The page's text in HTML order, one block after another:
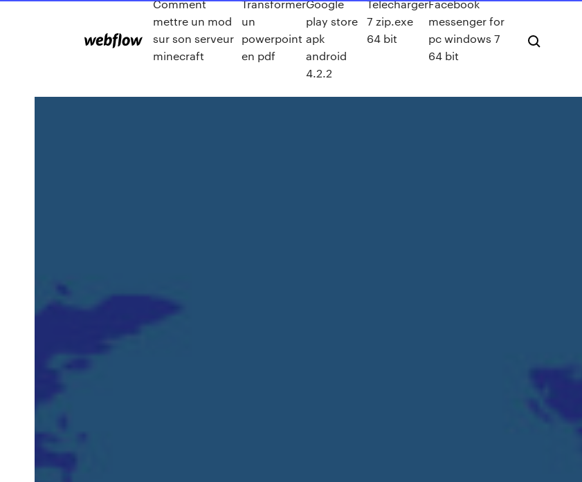
Comment
mettre un mod
sur son serveur
minecraft
Transformer
un
powerpoint
en pdf
Google
play store
apk
android
4.2.2
Télécharger
7 zip.exe
64 bit
Facebook
messenger for
pc windows 7
64 bit